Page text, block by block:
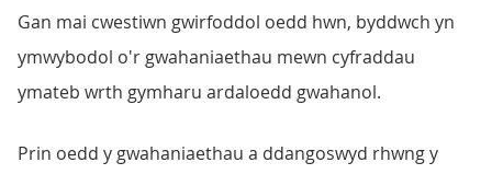
Gan mai cwestiwn gwirfoddol oedd hwn, byddwch yn
ymwybodol o'r gwahaniaethau mewn cyfraddau
ymateb wrth gymharu ardaloedd gwahanol.
Prin oedd y gwahaniaethau a ddangoswyd rhwng y